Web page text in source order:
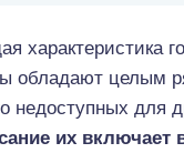
характеристика
обладают целым
недоступных для
их включает